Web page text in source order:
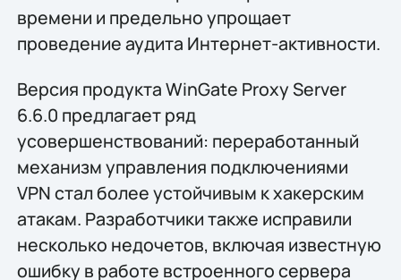
времени и предельно упрощает
проведение аудита Интернет-активности.
Версия продукта WinGate Proxy Server
6.6.0 предлагает ряд
усовершенствований: переработанный
механизм управления подключениями
VPN стал более устойчивым к хакерским
атакам. Разработчики также исправили
несколько недочетов, включая известную
ошибку в работе встроенного сервера